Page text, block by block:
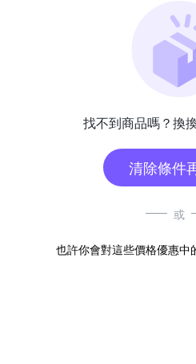
找不到商品嗎？換
清除條件
或
也許你會對這些價格優惠中